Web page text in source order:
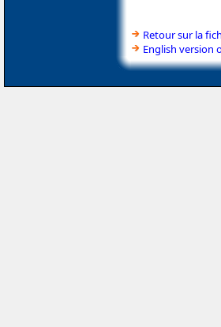
Retour sur la
English version